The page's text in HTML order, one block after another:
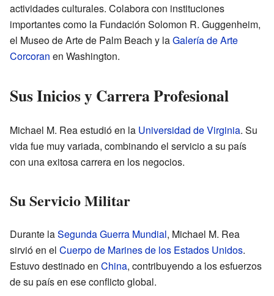
actividades culturales. Colabora con instituciones
importantes como la Fundación Solomon R. Guggenheim,
el Museo de Arte de Palm Beach y laGalería de Arte
Corcoran en Washington.
Sus Inicios y Carrera Profesional
Michael M. Rea estudió en la Universidad de Virginia. Su
vida fue muy variada, combinando el servicio a su país
con una exitosa carrera en los negocios.
Su Servicio Militar
Durante laSegunda Guerra Mundial, Michael M. Rea
sirvió en el Cuerpo de Marines de los Estados Unidos.
Estuvo destinado en China, contribuyendo a los esfuerzos
de su país en ese conflicto global.